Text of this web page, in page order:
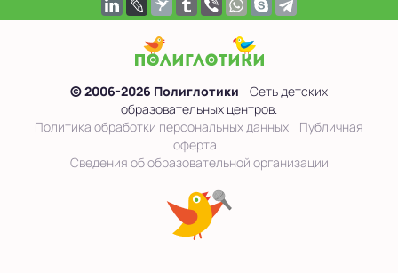
© 2006-2026 Полиглотики - Сеть детских
образовательных центров.
Политика обработки персональных данных
Публичная
оферта
Сведения об образовательной организации